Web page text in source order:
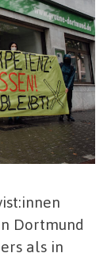
Dortmund
als in